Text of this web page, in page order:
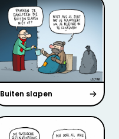
Buiten slapen